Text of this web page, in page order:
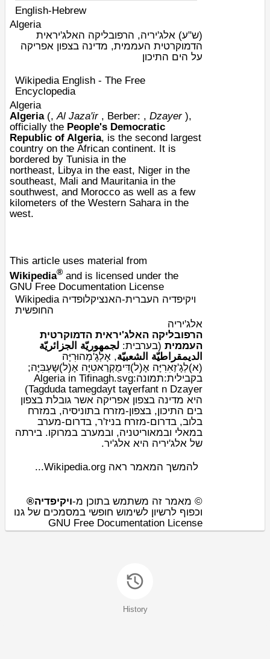
English-Hebrew
Algeria
(ש"ע) אלג'יריה, הרפובליקה האלג'יראית
הדמוקרטית העממית, מדינה בצפון אפריקה
על הים התיכון
Wikipedia English - The Free
Encyclopedia
Algeria
Algeria(,Al Jaza'ir, Berber: , Dzayer),
officially the People's Democratic
Republic of Algeria, is the second largest
country on the African continent. It is
bordered by Tunisiain the
northeast, Libyain the east, Niger in the
southeast, Mali and Mauritaniain the
southwest, and Morocco as well as a few
kilometers of the Western Saharain the
west.
This article uses material from
Wikipedia® and is licensed under the
GNU Free Documentation License
Wikipedia ויקיפדיה העברית-האנציקלופדיה
החופשית
אלג'יריה
הרפובליקה האלג'יראית הדמוקרטית
העממית (בערבית: لجمهوريّة الجزائريّة
الديمقراطيّة الشعبيّة, אָלְגָ'מְהוּרִיָּה
(א)לְגָ'זַאִרִיָּה אָ(ל)דִּימֻקְרַאטִיָּה אָ(ל)שָּעְבִּיָּה;
בקבילית
:תמונה:Algeria in Tifinagh.svg
Tagduda tamegdayt taɣerfant n Dzayer)
היא מדינה בצפון אפריקה אשר גובלת בצפון
בים התיכון, בצפון-מזרח בתוניסיה, במזרח
בלוב, בדרום-מזרח בניז'ר, בדרום-מערב
במאלי ובמאוריטניה, ובמערב במרוקו. בירתה
של אלג'יריה היא אלג'יר.
להמשך המאמר ראה Wikipedia.org...
© מאמר זה משתמש בתוכן מ-ויקיפדיה®
וכפוף לרשיון לשימוש חופשי במסמכים של גנו
GNU Free Documentation License
History